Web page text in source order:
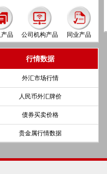
品 公司机构产品 同业产品
行情数据
外汇市场行情
人民币外汇牌价
债券买卖价格
贵金属行情数据